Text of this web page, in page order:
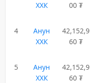
ХХК
00 ₮
4
Анун
ХХК
42,152,9
60 ₮
5
Анун
ХХК
42,152,9
60 ₮